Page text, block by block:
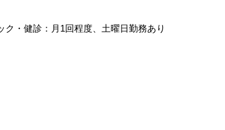
・健診：月1回程度、土曜日勤務あり